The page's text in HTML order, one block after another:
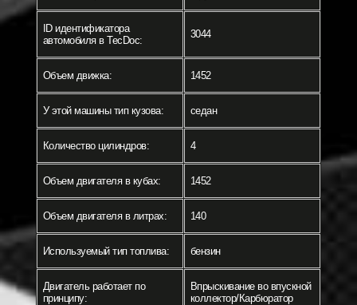
ID идентификатора
автомобиля в TecDoc:
3044
Объем движка: 1452
У этой машины тип кузова: седан
Количество цилиндров: 4
Объем двигателя в кубах: 1452
Объем двигателя в литрах: 140
Используемый тип топлива: бензин
Двигатель работает по
принципу:
Впрыскивание во впускной
коллектор/Карбюратор